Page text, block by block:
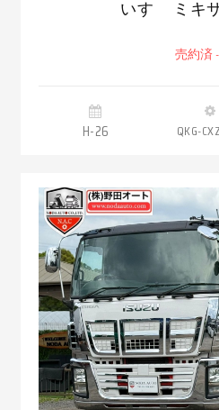
いすゞ ミキ
売約済 -
H-26 QKG-